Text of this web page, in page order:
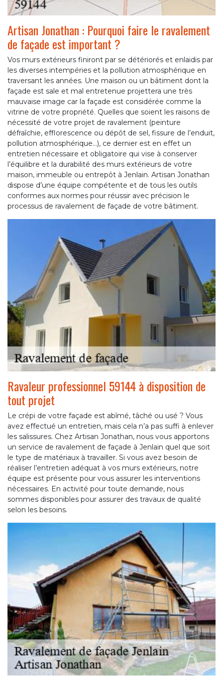
Artisan Jonathan : Pourquoi faire le ravalement
de façade est important ?
Vos murs extérieurs finiront par se détériorés et enlaidis par
les diverses intempéries et la pollution atmosphérique en
traversant les années. Une maison ou un bâtiment dont la
façade est sale et mal entretenue projettera une très
mauvaise image car la façade est considérée comme la
vitrine de votre propriété. Quelles que soient les raisons de
nécessité de votre projet de ravalement (peinture
défraîchie, efflorescence ou dépôt de sel, fissure de l’enduit,
pollution atmosphérique…), ce dernier est en effet un
entretien nécessaire et obligatoire qui vise à conserver
l’équilibre et la durabilité des murs extérieurs de votre
maison, immeuble ou entrepôt à Jenlain. Artisan Jonathan
dispose d’une équipe compétente et de tous les outils
conformes aux normes pour réussir avec précision le
processus de ravalement de façade de votre bâtiment.
Ravaleur professionnel 59144 à disposition de
tout projet
Le crépi de votre façade est abîmé, tâché ou usé ? Vous
avez effectué un entretien, mais cela n’a pas suffi à enlever
les salissures. Chez Artisan Jonathan, nous vous apportons
un service de ravalement de façade à Jenlain quel que soit
le type de matériaux à travailler. Si vous avez besoin de
réaliser l’entretien adéquat à vos murs extérieurs, notre
équipe est présente pour vous assurer les interventions
nécessaires. En activité pour toute demande, nous
sommes disponibles pour assurer des travaux de qualité
selon les besoins.